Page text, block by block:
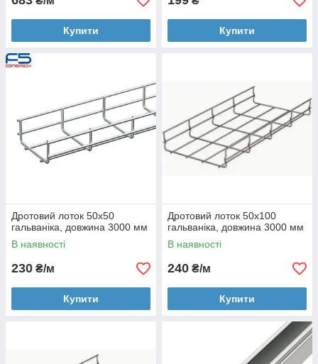
Купити Купити
Дротовий лоток 50х50
гальваніка, довжина 3000 мм
В наявності
230 ₴/м
Купити
Дротовий лоток 50х100
гальваніка, довжина 3000 мм
В наявності
240 ₴/м
Купити